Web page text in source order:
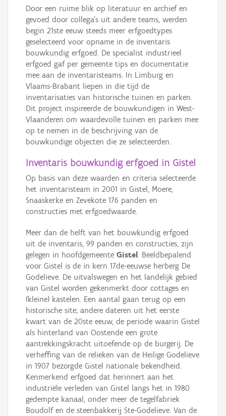
Door een ruime blik op literatuur en archief en
gevoed door collega’s uit andere teams, werden
begin 21ste eeuw steeds meer erfgoedtypes
geselecteerd voor opname in de inventaris
bouwkundig erfgoed. De specialist industrieel
erfgoed gaf per gemeente tips en documentatie
mee aan de inventaristeams. In Limburg en
Vlaams-Brabant liepen in die tijd de
inventarisaties van historische tuinen en parken.
Dit project inspireerde de bouwkundigen in West-
Vlaanderen om waardevolle tuinen en parken mee
op te nemen in de beschrijving van de
bouwkundige objecten die ze selecteerden.
Inventaris bouwkundig erfgoed in Gistel
Op basis van deze waarden en criteria selecteerde
het inventaristeam in 2001 in Gistel, Moere,
Snaaskerke en Zevekote 176 panden en
constructies met erfgoedwaarde.
Meer dan de helft van het bouwkundig erfgoed
uit de inventaris, 99 panden en constructies, zijn
gelegen in hoofdgemeente Gistel. Beeldbepalend
voor Gistel is de in kern 17de-eeuwse herberg De
Godelieve. De uitvalswegen en het landelijk gebied
van Gistel worden gekenmerkt door cottages en
(kleine) kastelen. Een aantal gaan terug op een
historische site; andere dateren uit het eerste
kwart van de 20ste eeuw, de periode waarin Gistel
als hinterland van Oostende een grote
aantrekkingskracht uitoefende op de burgerij. De
verheffing van de relieken van de Heilige Godelieve
in 1907 bezorgde Gistel nationale bekendheid.
Kenmerkend erfgoed dat herinnert aan het
industriële verleden van Gistel langs het in 1980
gedempte kanaal, onder meer de tegelfabriek
Boudolf en de steenbakkerij Ste-Godelieve. Van de